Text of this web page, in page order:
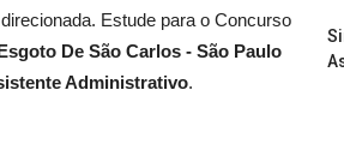
Estude para o Concurso
De São Carlos - São Paulo
Administrativo.